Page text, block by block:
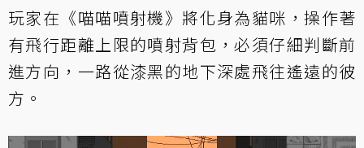
玩家在《喵喵噴射機》將化身為貓咪，操作著
有飛行距離上限的噴射背包，必須仔細判斷前
進方向，一路從漆黑的地下深處飛往遙遠的彼
方。